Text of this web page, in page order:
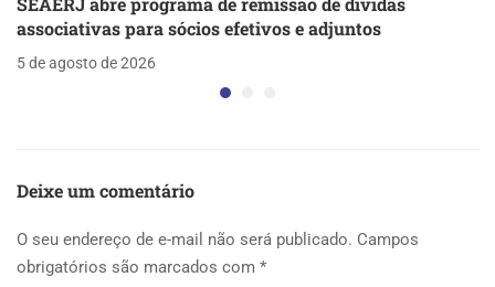
associativas para sócios efetivos e adjuntos
5 de agosto de 2026
Deixe um comentário
O seu endereço de e-mail não será publicado. Campos
obrigatórios são marcados com *